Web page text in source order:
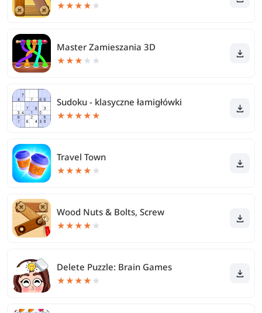
★★★★ ★
Master Zamieszania 3D
★★★ ★ ★
Sudoku - klasyczne łamigłówki
★★★★★
Travel Town
★★★★ ★
Wood Nuts & Bolts, Screw
★★★★ ★
Delete Puzzle: Brain Games
★★★★ ★